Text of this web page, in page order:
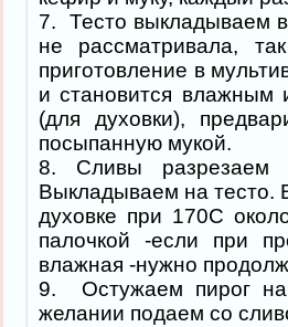
7. Тесто выкладываем
не рассматривала,
приготовление в
и становится
(для духовки),
посыпанную мукой.
8. Сливы разрезаем
Выкладываем на тесто.
духовке при 170С
палочкой -если при
влажная -нужно
9. Остужаем пирог
желании подаем со